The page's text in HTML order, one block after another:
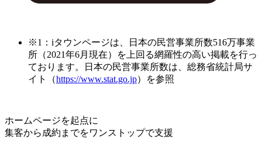
※1：iタウンページは、日本の民営事業所数516万事業
所（2021年6月現在）を上回る網羅性の高い掲載を行っ
ております。日本の民営事業所数は、総務省統計局サ
イト（https://www.stat.go.jp）を参照
ホームページを起点に
集客から成約までをワンストップで支援